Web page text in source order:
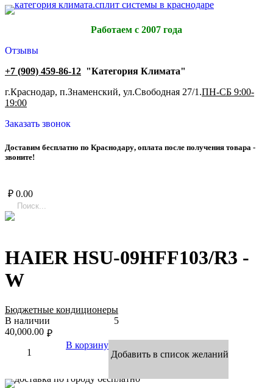
Работаем с 2007 года
Отзывы
+7 (909) 459-86-12 "Категория Климата"
г.Краснодар, п.Знаменский, ул.Свободная 27/1.ПН-СБ 9:00-
19:00
Заказать звонок
Доставим бесплатно по Краснодару, оплата после получения товара -
звоните!
₽ 0.00
HAIER HSU-09HFF103/R3 -
W
Бюджетные кондиционеры
В наличии
5
₽
40,000.00
В корзину
Добавить в список желаний